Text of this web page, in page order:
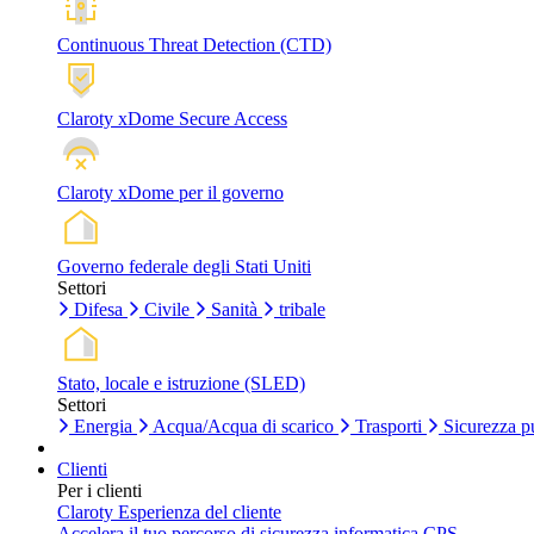
Continuous Threat Detection (CTD)
Claroty xDome Secure Access
Claroty xDome per il governo
Governo federale degli Stati Uniti
Settori
Difesa
Civile Sanità tribale
Stato, locale e istruzione (SLED)
Settori
Energia
Acqua/Acqua di scarico Trasporti Sicurezza
Clienti
Per i clienti
Claroty Esperienza del cliente